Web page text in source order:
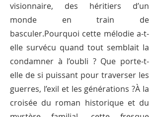
visionnaire, des héritiers d’un
monde en train de
basculer.Pourquoi cette mélodie a-t-
elle survécu quand tout semblait la
condamner à l’oubli ? Que porte-t-
elle de si puissant pour traverser les
guerres, l’exil et les générations ?À la
croisée du roman historique et du